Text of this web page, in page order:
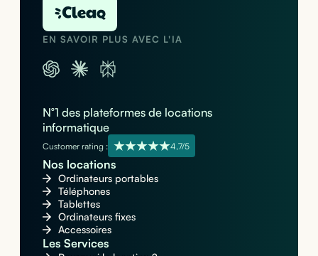
EN SAVOIR PLUS AVEC L'IA
N°1 des plateformes de locations
informatique
Customer rating : 4,7/5
Nos locations
Ordinateurs portables
Téléphones
Tablettes
Ordinateurs fixes
Accessoires
Les Services